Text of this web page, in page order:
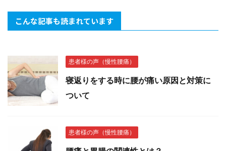
こんな記事も読まれています
患者様の声（慢性腰痛）
寝返りをする時に腰が痛い原因と対策に
ついて
患者様の声（慢性腰痛）